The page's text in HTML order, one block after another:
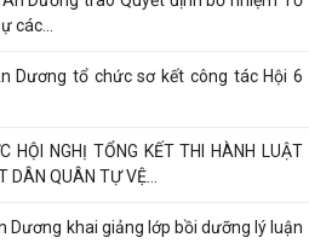
các...
Dương tổ chức sơ kết công tác Hội 6
HỘI NGHỊ TỔNG KẾT THI HÀNH LUẬT
DÂN QUÂN TỰ VỆ...
Dương khai giảng lớp bồi dưỡng lý luận